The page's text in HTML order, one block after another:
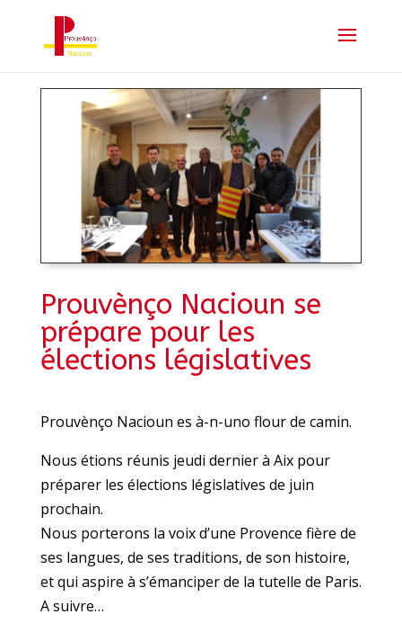
Prouvènço Nacioun se
prépare pour les
élections législatives
Prouvènço Nacioun es à-n-uno flour de camin.
Nous étions réunis jeudi dernier à Aix pour
préparer les élections législatives de juin
prochain.
Nous porterons la voix d’une Provence fière de
ses langues, de ses traditions, de son histoire,
et qui aspire à s’émanciper de la tutelle de Paris.
A suivre…